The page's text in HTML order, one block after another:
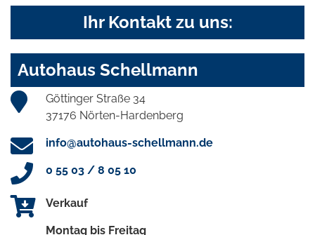
Ihr Kontakt zu uns:
Autohaus Schellmann
Göttinger Straße 34
37176 Nörten-Hardenberg
info@autohaus-schellmann.de
0 55 03 / 8 05 10
Verkauf
Montag bis Freitag